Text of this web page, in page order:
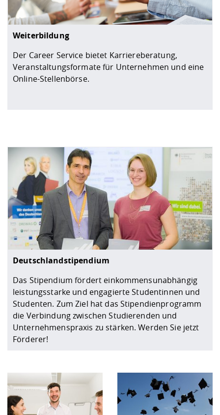
Weiterbildung
Der Career Service bietet Karriereberatung,
Veranstaltungsformate für Unternehmen und eine
Online-Stellenbörse.
Deutschlandstipendium
Das Stipendium fördert einkommensunabhängig
leistungsstarke und engagierte Studentinnen und
Studenten. Zum Ziel hat das Stipendienprogramm
die Verbindung zwischen Studierenden und
Unternehmenspraxis zu stärken. Werden Sie jetzt
Förderer!